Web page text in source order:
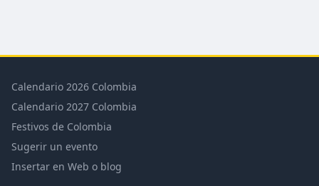
Calendario 2026 Colombia
Calendario 2027 Colombia
Festivos de Colombia
Sugerir un evento
Insertar en Web o blog